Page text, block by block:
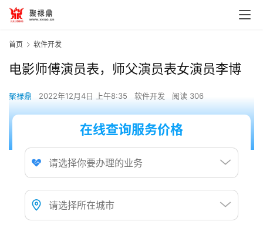
首页 软件开发
电影师傅演员表，师父演员表女演员李博
聚禄鼎 2022年12月4日 上午8:35 软件开发 阅读 306
在线查询服务价格